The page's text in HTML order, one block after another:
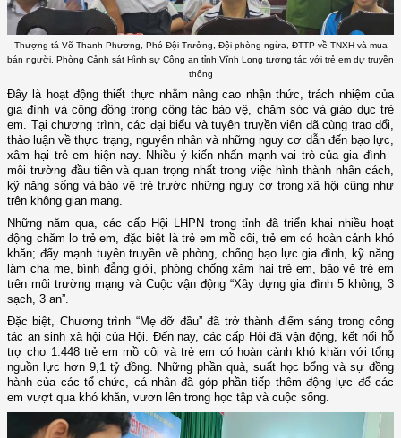
Thượng tá Võ Thanh Phương, Phó Đội Trưởng, Đội phòng ngừa, ĐTTP về TNXH và mua
bán người, Phòng Cảnh sát Hình sự Công an tỉnh Vĩnh Long tương tác với trẻ em dự truyền
thông
Đây là hoạt động thiết thực nhằm nâng cao nhận thức, trách nhiệm của
gia đình và cộng đồng trong công tác bảo vệ, chăm sóc và giáo dục trẻ
em. Tại chương trình, các đại biểu và tuyên truyền viên đã cùng trao đổi,
thảo luận về thực trạng, nguyên nhân và những nguy cơ dẫn đến bạo lực,
xâm hại trẻ em hiện nay. Nhiều ý kiến nhấn mạnh vai trò của gia đình -
môi trường đầu tiên và quan trọng nhất trong việc hình thành nhân cách,
kỹ năng sống và bảo vệ trẻ trước những nguy cơ trong xã hội cũng như
trên không gian mạng.
Những năm qua, các cấp Hội LHPN trong tỉnh đã triển khai nhiều hoạt
động chăm lo trẻ em, đặc biệt là trẻ em mồ côi, trẻ em có hoàn cảnh khó
khăn; đẩy mạnh tuyên truyền về phòng, chống bạo lực gia đình, kỹ năng
làm cha mẹ, bình đẳng giới, phòng chống xâm hại trẻ em, bảo vệ trẻ em
trên môi trường mạng và Cuộc vận động “Xây dựng gia đình 5 không, 3
sạch, 3 an”.
Đặc biệt, Chương trình “Mẹ đỡ đầu” đã trở thành điểm sáng trong công
tác an sinh xã hội của Hội. Đến nay, các cấp Hội đã vận động, kết nối hỗ
trợ cho 1.448 trẻ em mồ côi và trẻ em có hoàn cảnh khó khăn với tổng
nguồn lực hơn 9,1 tỷ đồng. Những phần quà, suất học bổng và sự đồng
hành của các tổ chức, cá nhân đã góp phần tiếp thêm động lực để các
em vượt qua khó khăn, vươn lên trong học tập và cuộc sống.